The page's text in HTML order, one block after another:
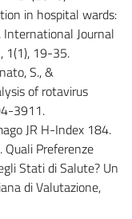
in hospital wards:
Journal
1(1), 19-35.
S., &
of rotavirus
3911.
JR H-Index 184.
Quali Preferenze
Stati di Salute? Un
di Valutazione,